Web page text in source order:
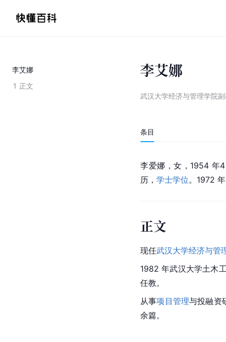
李艾娜
1 正文
李艾娜
武汉大学经济与管理学院
条目
李爱娜，女，1954 年
历， 学士学位。1972
正文
现任武汉大学经济与管
1982 年武汉大学土木
任教。
从事项目管理与投融资
余篇。